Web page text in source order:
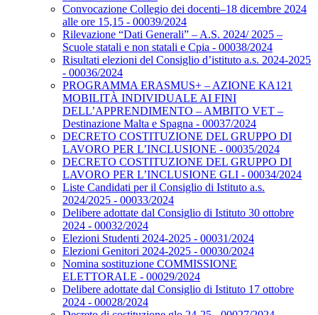
Convocazione Collegio dei docenti–18 dicembre 2024
alle ore 15,15 - 00039/2024
Rilevazione “Dati Generali” – A.S. 2024/ 2025 –
Scuole statali e non statali e Cpia - 00038/2024
Risultati elezioni del Consiglio d’istituto a.s. 2024-2025
- 00036/2024
PROGRAMMA ERASMUS+ – AZIONE KA121
MOBILITÀ INDIVIDUALE AI FINI
DELL’APPRENDIMENTO – AMBITO VET –
Destinazione Malta e Spagna - 00037/2024
DECRETO COSTITUZIONE DEL GRUPPO DI
LAVORO PER L’INCLUSIONE - 00035/2024
DECRETO COSTITUZIONE DEL GRUPPO DI
LAVORO PER L’INCLUSIONE GLI - 00034/2024
Liste Candidati per il Consiglio di Istituto a.s.
2024/2025 - 00033/2024
Delibere adottate dal Consiglio di Istituto 30 ottobre
2024 - 00032/2024
Elezioni Studenti 2024-2025 - 00031/2024
Elezioni Genitori 2024-2025 - 00030/2024
Nomina sostituzione COMMISSIONE
ELETTORALE - 00029/2024
Delibere adottate dal Consiglio di Istituto 17 ottobre
2024 - 00028/2024